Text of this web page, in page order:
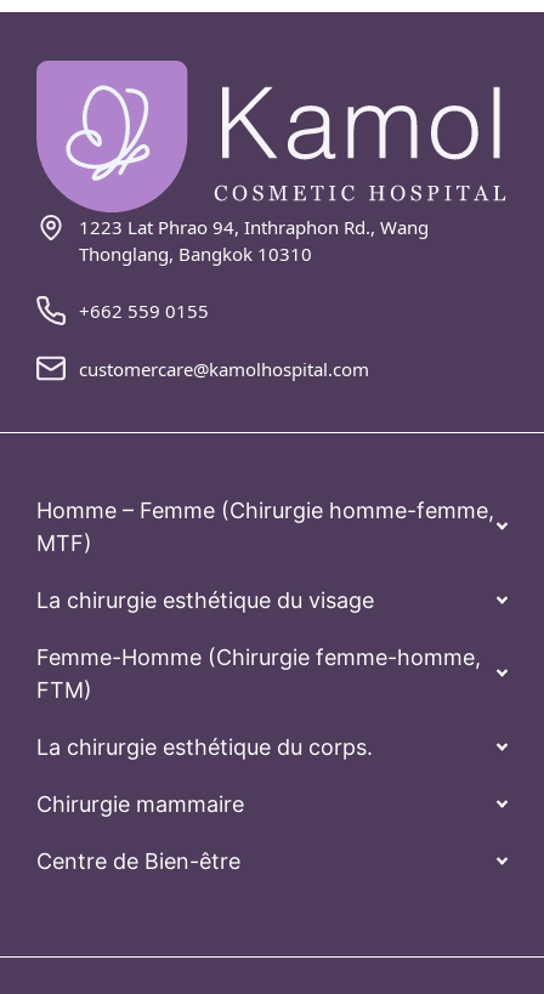
1223 Lat Phrao 94, Inthraphon Rd., Wang
Thonglang, Bangkok 10310
+662 559 0155
customercare@kamolhospital.com
Homme – Femme (Chirurgie homme-femme,
MTF)
La chirurgie esthétique du visage
Femme-Homme (Chirurgie femme-homme,
FTM)
La chirurgie esthétique du corps.
Chirurgie mammaire
Centre de Bien-être